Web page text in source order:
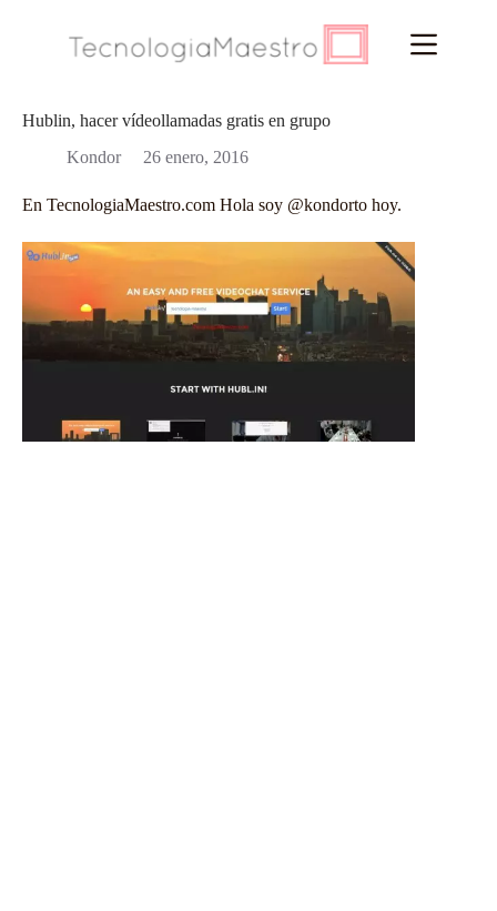
Hublin, hacer vídeollamadas gratis en grupo
Kondor
26 enero, 2016
En TecnologiaMaestro.com Hola soy @kondorto hoy.